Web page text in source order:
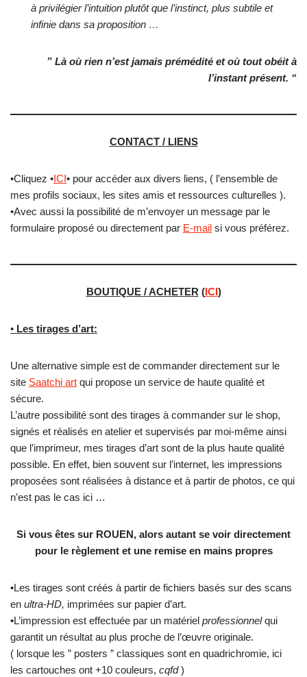
à privilégier l’intuition plutôt que l’instinct, plus subtile et
infinie dans sa proposition …
” Là où rien n’est jamais prémédité et où tout obéit à
l’instant présent. “
CONTACT / LIENS
•Cliquez •ICI• pour accéder aux divers liens, ( l’ensemble de
mes profils sociaux, les sites amis et ressources culturelles ).
•Avec aussi la possibilité de m’envoyer un message par le
formulaire proposé ou directement par E-mail si vous préférez.
BOUTIQUE / ACHETER (ICI)
• Les tirages d’art:
Une alternative simple est de commander directement sur le
site Saatchi art qui propose un service de haute qualité et
sécure.
L’autre possibilité sont des tirages à commander sur le shop,
signés et réalisés en atelier et supervisés par moi-même ainsi
que l’imprimeur, mes tirages d’art sont de la plus haute qualité
possible. En effet, bien souvent sur l’internet, les impressions
proposées sont réalisées à distance et à partir de photos, ce qui
n’est pas le cas ici …
Si vous êtes sur ROUEN, alors autant se voir directement
pour le règlement et une remise en mains propres
•Les tirages sont créés à partir de fichiers basés sur des scans
en ultra-HD, imprimées sur papier d’art.
•L’impression est effectuée par un matériel professionnelqui
garantit un résultat au plus proche de l’œuvre originale.
( lorsque les ” posters ” classiques sont en quadrichromie, ici
les cartouches ont +10 couleurs, cqfd)